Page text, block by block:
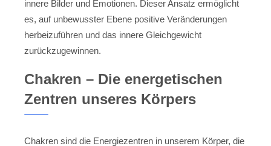
innere Bilder und Emotionen. Dieser Ansatz ermöglicht
es, auf unbewusster Ebene positive Veränderungen
herbeizuführen und das innere Gleichgewicht
zurückzugewinnen.
Chakren – Die energetischen
Zentren unseres Körpers
Chakren sind die Energiezentren in unserem Körper, die